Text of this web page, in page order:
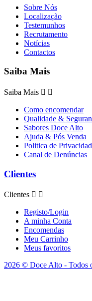
Sobre Nós
Localização
Testemunhos
Recrutamento
Notícias
Contactos
Saiba Mais
Saiba Mais  
Como encomendar
Qualidade &
Sabores Doce Alto
Ajuda & Pós Venda
Politica de
Canal de Denúncias
Clientes
Clientes  
Registo/Login
A minha Conta
Encomendas
Meu Carrinho
Meus favoritos
2026 © Doce Alto - Todos